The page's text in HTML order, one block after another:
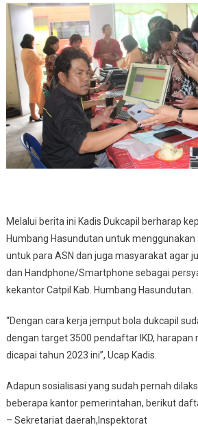
Melalui berita ini Kadis Dukcapil berharap
Humbang Hasundutan untuk menggunakan
untuk para ASN dan juga masyarakat agar
dan Handphone/Smartphone sebagai
kekantor Catpil Kab. Humbang Hasundutan.
“Dengan cara kerja jemput bola dukcapil
dengan target 3500 pendaftar IKD, harapan
dicapai tahun 2023 ini”, Ucap Kadis.
Adapun sosialisasi yang sudah pernah
beberapa kantor pemerintahan, berikut
– Sekretariat daerah,Inspektorat